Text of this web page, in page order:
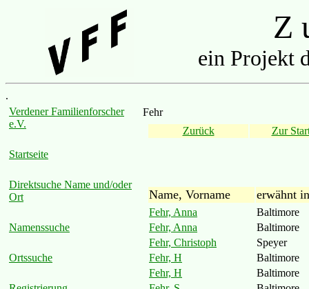
Z
ein Projekt
.
Verdener Familienforscher
e.V.
Startseite
Direktsuche Name und/oder
Ort
Namenssuche
Ortssuche
Fehr
Zurück
Zur
Name, Vorname erwähnt in
Fehr, Anna
Baltimore
Fehr, Anna
Baltimore
Fehr, Christoph
Speyer
Fehr, H
Baltimore
Fehr, H
Baltimore